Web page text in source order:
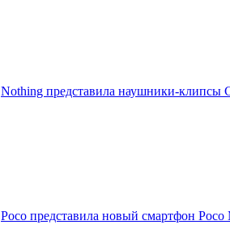
Nothing представила наушники-клипсы
Poco представила новый смартфон